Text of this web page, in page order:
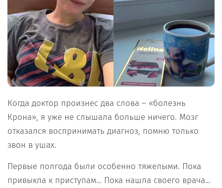
Когда доктор произнес два слова – «болезнь
Крона», я уже не слышала больше ничего. Мозг
отказался воспринимать диагноз, помню только
звон в ушах.
Первые полгода были особенно тяжелыми. Пока
привыкла к приступам… Пока нашла своего врача…